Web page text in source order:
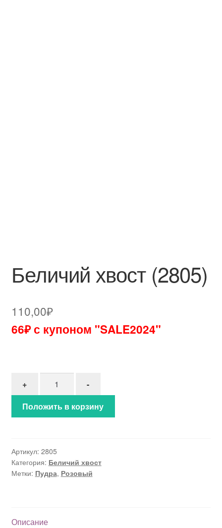
Беличий хвост (2805)
110,00₽
66₽ с купоном "SALE2024"
+
-
Положить в корзину
Артикул: 2805
Категория: Беличий хвост
Метки: Пудра, Розовый
Описание